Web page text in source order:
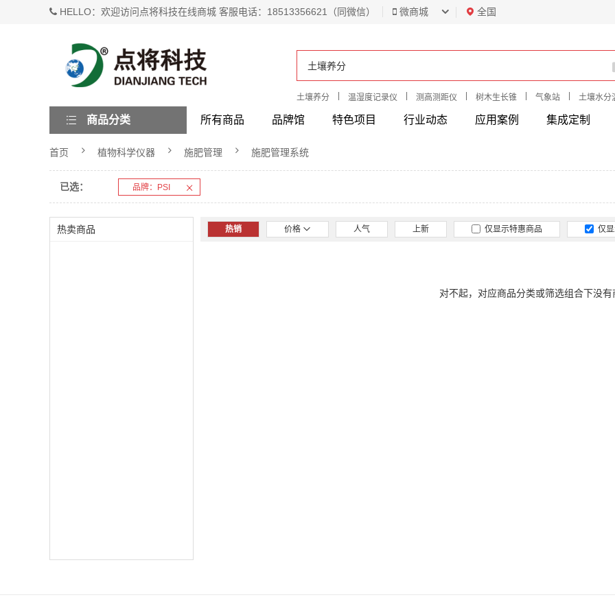
HELLO：欢迎访问点将科技在线商城 客服电话：18513356621（同微信） 微商城 全国
土壤养分 温湿度记录仪 测高测距仪 树木生长锥 气象站 土壤水分
所有商品 品牌馆 特色项目 行业动态 应用案例 集成定制
商品分类
首页 植物科学仪器 施肥管理 施肥管理系统
已选： 品牌：PSI
热卖商品 热销 价格 人气 上新 仅显示特惠商品 仅
对不起，对应商品分类或筛选组合下没有